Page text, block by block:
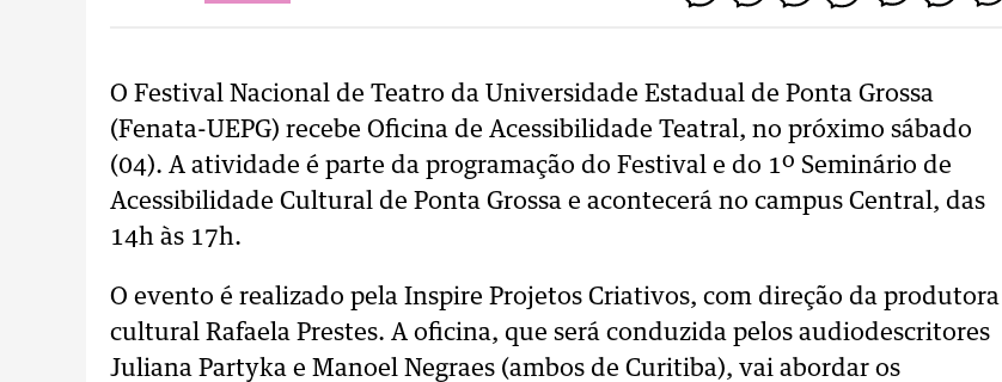
O Festival Nacional de Teatro da Universidade Estadual de Ponta Grossa
(Fenata-UEPG) recebe Oficina de Acessibilidade Teatral, no próximo sábado
(04). A atividade é parte da programação do Festival e do 1º Seminário de
Acessibilidade Cultural de Ponta Grossa e acontecerá no campus Central, das
14h às 17h.
O evento é realizado pela Inspire Projetos Criativos, com direção da produtora
cultural Rafaela Prestes. A oficina, que será conduzida pelos audiodescritores
Juliana Partyka e Manoel Negraes (ambos de Curitiba), vai abordar os